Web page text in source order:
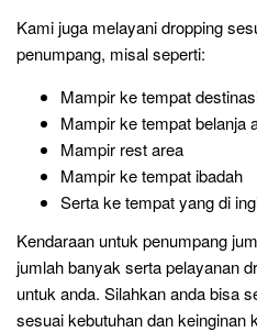
Kami juga melayani dropping
penumpang, misal seperti:
Mampir ke tempat
Mampir ke tempat belanja
Mampir rest area
Mampir ke tempat ibadah
Serta ke tempat yang di
Kendaraan untuk penumpang
jumlah banyak serta pelayanan
untuk anda. Silahkan anda bisa
sesuai kebutuhan dan keinginan